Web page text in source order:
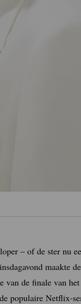
– of de ster nu
maakte
van de finale van het
populaire Netflix-